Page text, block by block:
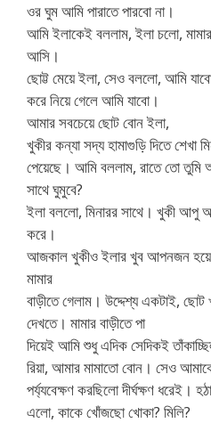
ওর ঘুম আমি পারাতে পারবো না।
আমি ইলাকেই বললাম, ইলা চলো, মামার
আসি।
ছোট্ট মেয়ে ইলা, সেও বললো, আমি
করে নিয়ে গেলে আমি যাবো।
আমার সবচেয়ে ছোট বোন ইলা,
খুকীর কন্যা সদ্য হামাগুড়ি দিতে শেখা
পেয়েছে। আমি বললাম, রাতে তো তুমি
সাথে ঘুমুবে?
ইলা বললো, মিনারর সাথে। খুকী আপু
করে।
আজকাল খুকীও ইলার খুব আপনজন
মামার
বাড়ীতে গেলাম। উদ্দেশ্য একটাই, ছোট
দেখতে। মামার বাড়ীতে পা
দিয়েই আমি শুধু এদিক সেদিকই
রিয়া, আমার মামাতো বোন। সেও
পর্য্যবেক্ষণ করছিলো দীর্ঘক্ষণ ধরেই।
এলো, কাকে খোঁজছো খোকা? মিলি?